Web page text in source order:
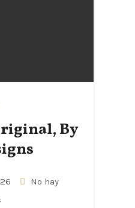
By
No hay